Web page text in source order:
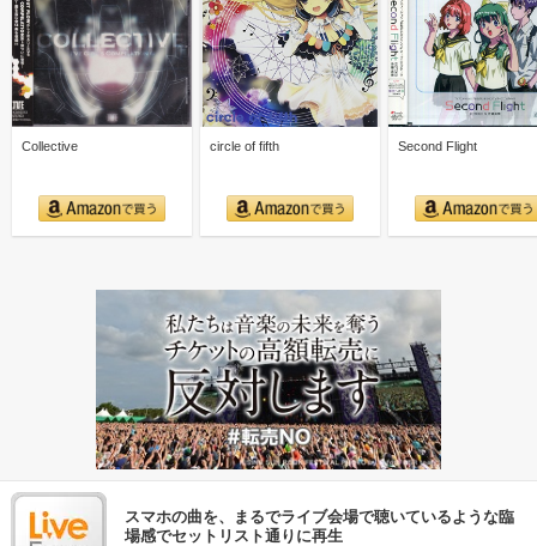
Collective circle of fifth Second Flight
スマホの曲を、まるでライブ会場で聴いているような臨
場感でセットリスト通りに再生